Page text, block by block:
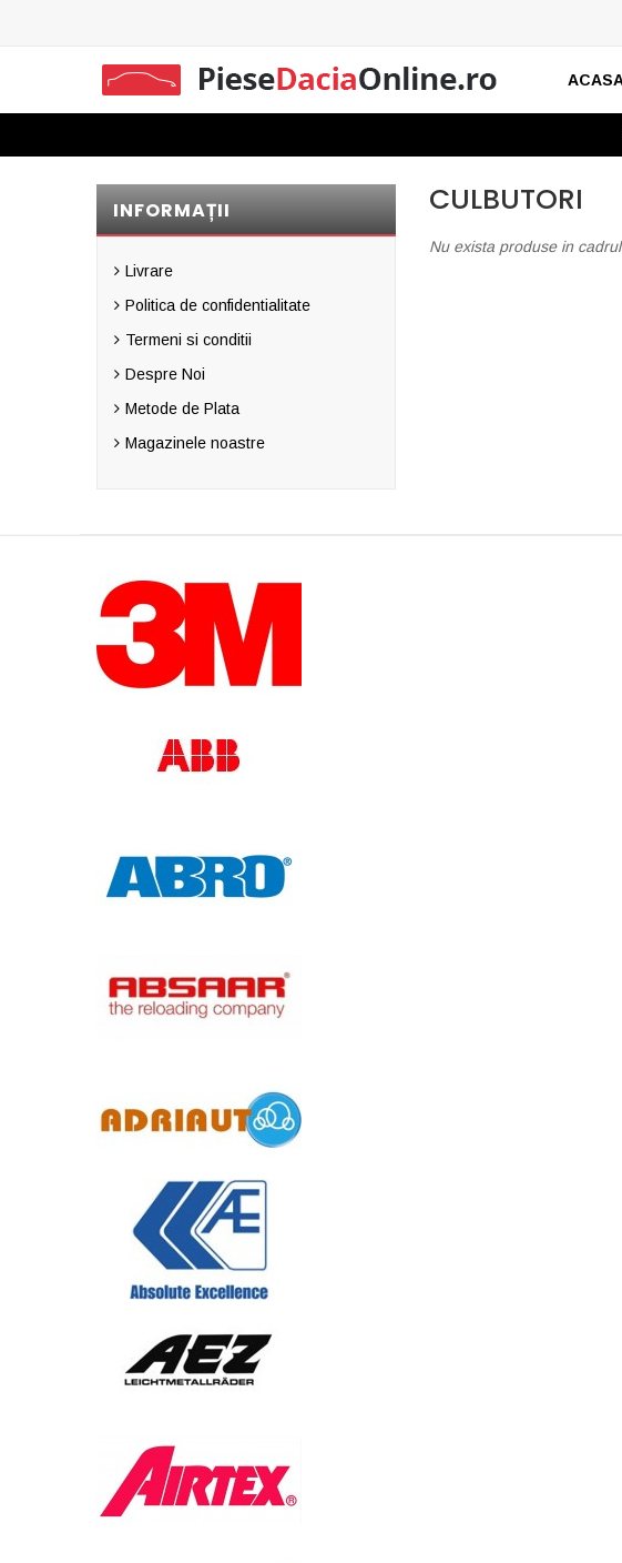
INFORMAȚII
Livrare
Politica de confidentialitate
Termeni si conditii
Despre Noi
Metode de Plata
Magazinele noastre
CULBUTORI
Nu exista produse in